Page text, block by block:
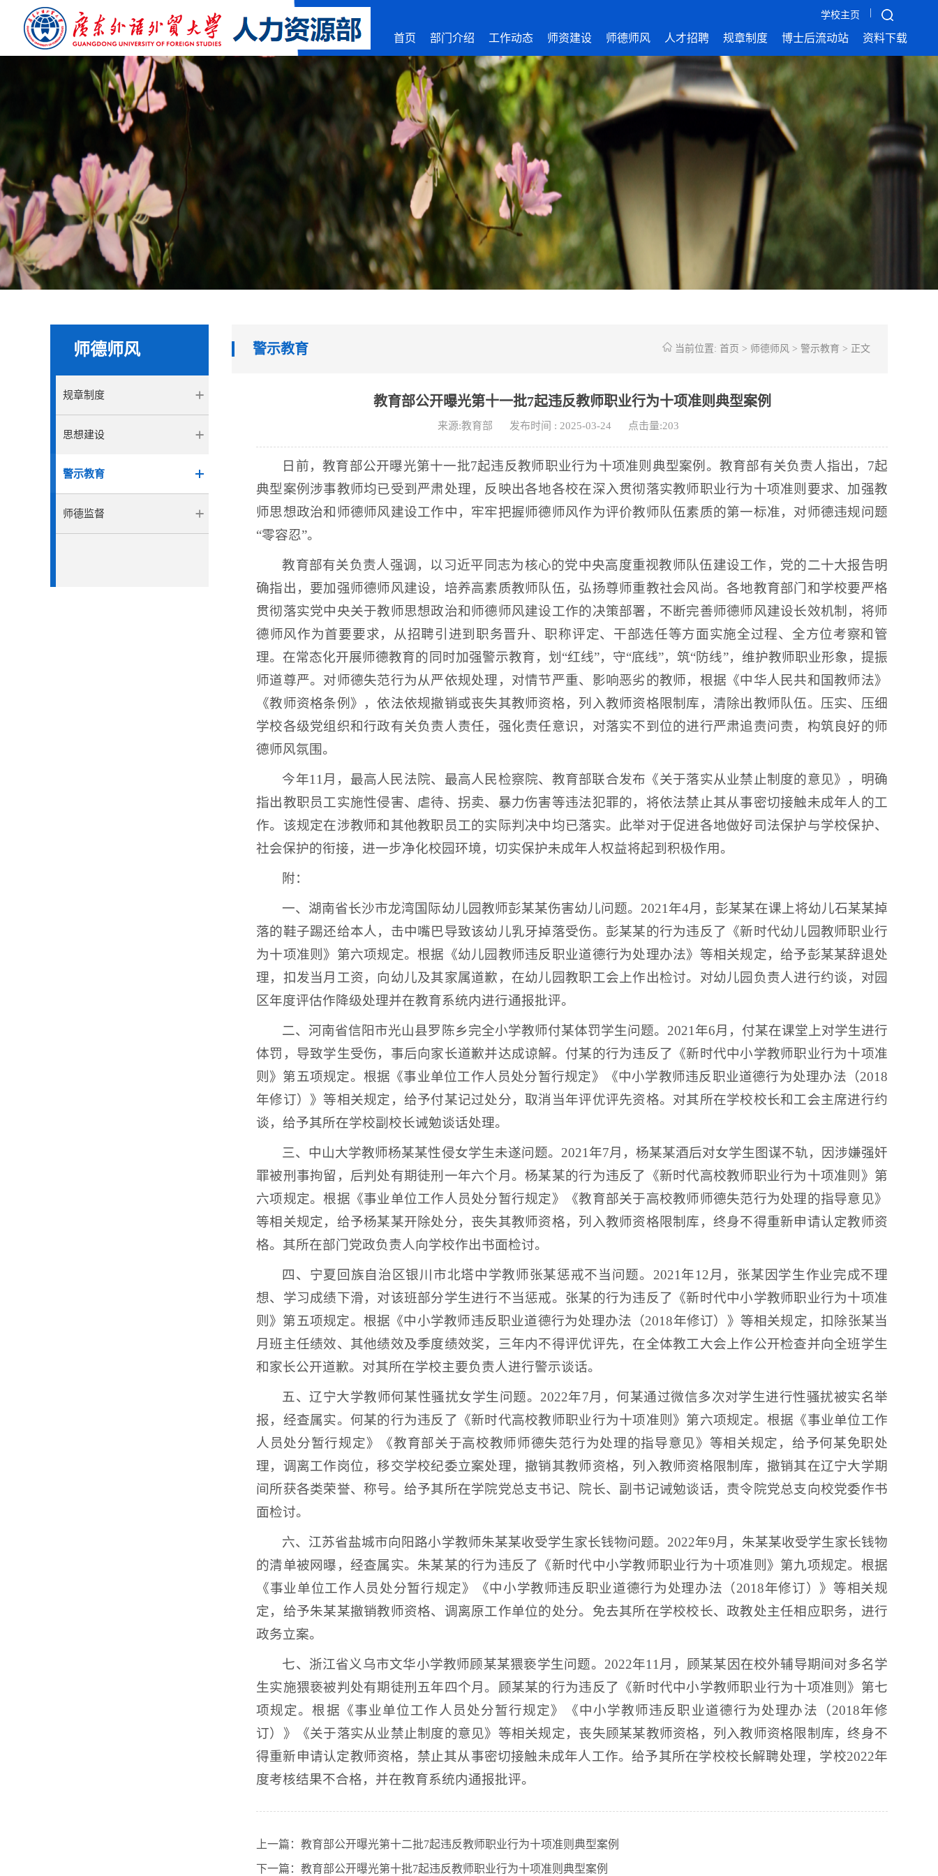
学校主页
首页 部门介绍 工作动态 师资建设 师德师风 人才招聘 规章制度 博士后流动站 资料下载
师德师风
规章制度
思想建设
警示教育
师德监督
当前位置: 首页 > 师德师风 > 警示教育 > 正文
警示教育
教育部公开曝光第十一批7起违反教师职业行为十项准则典型案例
来源:教育部 发布时间 : 2025-03-24 点击量:203
日前，教育部公开曝光第十一批7起违反教师职业行为十项准则典型案例。教育部有关负责人指出，7起
典型案例涉事教师均已受到严肃处理，反映出各地各校在深入贯彻落实教师职业行为十项准则要求、加强教
师思想政治和师德师风建设工作中，牢牢把握师德师风作为评价教师队伍素质的第一标准，对师德违规问题
“零容忍”。
教育部有关负责人强调，以习近平同志为核心的党中央高度重视教师队伍建设工作，党的二十大报告明
确指出，要加强师德师风建设，培养高素质教师队伍，弘扬尊师重教社会风尚。各地教育部门和学校要严格
贯彻落实党中央关于教师思想政治和师德师风建设工作的决策部署，不断完善师德师风建设长效机制，将师
德师风作为首要要求，从招聘引进到职务晋升、职称评定、干部选任等方面实施全过程、全方位考察和管
理。在常态化开展师德教育的同时加强警示教育，划“红线”，守“底线”，筑“防线”，维护教师职业形象，提振
师道尊严。对师德失范行为从严依规处理，对情节严重、影响恶劣的教师，根据《中华人民共和国教师法》
《教师资格条例》，依法依规撤销或丧失其教师资格，列入教师资格限制库，清除出教师队伍。压实、压细
学校各级党组织和行政有关负责人责任，强化责任意识，对落实不到位的进行严肃追责问责，构筑良好的师
德师风氛围。
今年11月，最高人民法院、最高人民检察院、教育部联合发布《关于落实从业禁止制度的意见》，明确
指出教职员工实施性侵害、虐待、拐卖、暴力伤害等违法犯罪的，将依法禁止其从事密切接触未成年人的工
作。该规定在涉教师和其他教职员工的实际判决中均已落实。此举对于促进各地做好司法保护与学校保护、
社会保护的衔接，进一步净化校园环境，切实保护未成年人权益将起到积极作用。
附：
一、湖南省长沙市龙湾国际幼儿园教师彭某某伤害幼儿问题。2021年4月，彭某某在课上将幼儿石某某掉
落的鞋子踢还给本人，击中嘴巴导致该幼儿乳牙掉落受伤。彭某某的行为违反了《新时代幼儿园教师职业行
为十项准则》第六项规定。根据《幼儿园教师违反职业道德行为处理办法》等相关规定，给予彭某某辞退处
理，扣发当月工资，向幼儿及其家属道歉，在幼儿园教职工会上作出检讨。对幼儿园负责人进行约谈，对园
区年度评估作降级处理并在教育系统内进行通报批评。
二、河南省信阳市光山县罗陈乡完全小学教师付某体罚学生问题。2021年6月，付某在课堂上对学生进行
体罚，导致学生受伤，事后向家长道歉并达成谅解。付某的行为违反了《新时代中小学教师职业行为十项准
则》第五项规定。根据《事业单位工作人员处分暂行规定》《中小学教师违反职业道德行为处理办法（2018
年修订）》等相关规定，给予付某记过处分，取消当年评优评先资格。对其所在学校校长和工会主席进行约
谈，给予其所在学校副校长诫勉谈话处理。
三、中山大学教师杨某某性侵女学生未遂问题。2021年7月，杨某某酒后对女学生图谋不轨，因涉嫌强奸
罪被刑事拘留，后判处有期徒刑一年六个月。杨某某的行为违反了《新时代高校教师职业行为十项准则》第
六项规定。根据《事业单位工作人员处分暂行规定》《教育部关于高校教师师德失范行为处理的指导意见》
等相关规定，给予杨某某开除处分，丧失其教师资格，列入教师资格限制库，终身不得重新申请认定教师资
格。其所在部门党政负责人向学校作出书面检讨。
四、宁夏回族自治区银川市北塔中学教师张某惩戒不当问题。2021年12月，张某因学生作业完成不理
想、学习成绩下滑，对该班部分学生进行不当惩戒。张某的行为违反了《新时代中小学教师职业行为十项准
则》第五项规定。根据《中小学教师违反职业道德行为处理办法（2018年修订）》等相关规定，扣除张某当
月班主任绩效、其他绩效及季度绩效奖，三年内不得评优评先，在全体教工大会上作公开检查并向全班学生
和家长公开道歉。对其所在学校主要负责人进行警示谈话。
五、辽宁大学教师何某性骚扰女学生问题。2022年7月，何某通过微信多次对学生进行性骚扰被实名举
报，经查属实。何某的行为违反了《新时代高校教师职业行为十项准则》第六项规定。根据《事业单位工作
人员处分暂行规定》《教育部关于高校教师师德失范行为处理的指导意见》等相关规定，给予何某免职处
理，调离工作岗位，移交学校纪委立案处理，撤销其教师资格，列入教师资格限制库，撤销其在辽宁大学期
间所获各类荣誉、称号。给予其所在学院党总支书记、院长、副书记诫勉谈话，责令院党总支向校党委作书
面检讨。
六、江苏省盐城市向阳路小学教师朱某某收受学生家长钱物问题。2022年9月，朱某某收受学生家长钱物
的清单被网曝，经查属实。朱某某的行为违反了《新时代中小学教师职业行为十项准则》第九项规定。根据
《事业单位工作人员处分暂行规定》《中小学教师违反职业道德行为处理办法（2018年修订）》等相关规
定，给予朱某某撤销教师资格、调离原工作单位的处分。免去其所在学校校长、政教处主任相应职务，进行
政务立案。
七、浙江省义乌市文华小学教师顾某某猥亵学生问题。2022年11月，顾某某因在校外辅导期间对多名学
生实施猥亵被判处有期徒刑五年四个月。顾某某的行为违反了《新时代中小学教师职业行为十项准则》第七
项规定。根据《事业单位工作人员处分暂行规定》《中小学教师违反职业道德行为处理办法（2018年修
订）》《关于落实从业禁止制度的意见》等相关规定，丧失顾某某教师资格，列入教师资格限制库，终身不
得重新申请认定教师资格，禁止其从事密切接触未成年人工作。给予其所在学校校长解聘处理，学校2022年
度考核结果不合格，并在教育系统内通报批评。
上一篇： 教育部公开曝光第十二批7起违反教师职业行为十项准则典型案例
下一篇： 教育部公开曝光第十批7起违反教师职业行为十项准则典型案例